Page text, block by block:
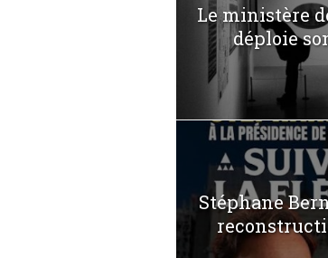
Le ministère
déploie
Stéphane